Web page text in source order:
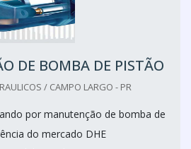
DE BOMBA DE PISTÃO
/ CAMPO LARGO - PR
por manutenção de bomba de
do mercado DHE